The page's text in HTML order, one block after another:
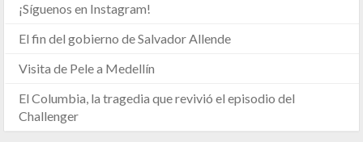
¡Síguenos en Instagram!
El fin del gobierno de Salvador Allende
Visita de Pele a Medellín
El Columbia, la tragedia que revivió el episodio del
Challenger